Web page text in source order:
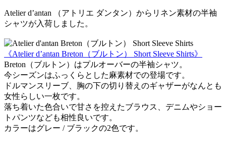
Atelier d’antan （アトリエ ダンタン）からリネン素材の半袖
シャツが入荷しました。
《Atelier d’antan Breton（ブルトン） Short Sleeve Shirts》
Breton（ブルトン）はプルオーバーの半袖シャツ。
今シーズンはふっくらとした麻素材での登場です。
ドルマンスリーブ、胸の下の切り替えのギャザーがなんとも
女性らしい一枚です。
落ち着いた色合いで甘さを控えたブラウス、デニムやショー
トパンツなども相性良いです。
カラーはグレー / ブラックの2色です。